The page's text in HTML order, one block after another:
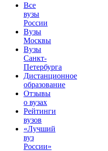
Все
вузы
России
Вузы
Москвы
Вузы
Санкт-
Петербурга
Дистанционное
образование
Отзывы
о вузах
Рейтинги
вузов
«Лучший
вуз
России»